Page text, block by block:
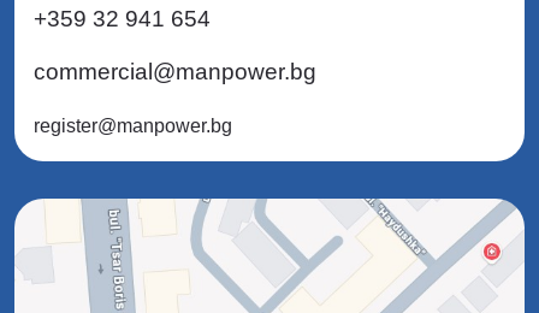
+359 32 941 654
commercial@manpower.bg
register@manpower.bg